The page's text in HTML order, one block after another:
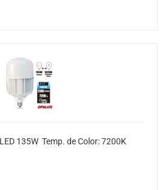
135W Temp. de Color: 7200K